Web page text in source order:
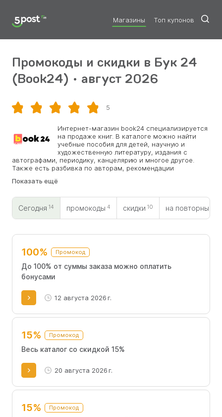
Магазины Топ купонов
Промокоды и скидки в Бук 24
(Book24) • август 2026
Сегодня 14 промокоды 4 скидки 10 на повторный
100% Промокод
До 100% от суммы заказа можно оплатить
бонусами
12 августа 2026 г.
15% Промокод
Весь каталог со скидкой 15%
20 августа 2026 г.
15% Промокод
5
Интернет-магазин book24 специализируется
на продаже книг. В каталоге можно найти
учебные пособия для детей, научную и
художественную литературу, издания с
автографами, периодику, канцелярию и многое другое.
Также есть разбивка по авторам, рекомендации
представлены труды отечественных и зарубежных
покупать по-крупному или делать приобретения на
регулярной основе, действуют промокоды Бук 24. Они
открывают доступ к всевозможным скидкам и акциям,
Показать ещё
Скопировать